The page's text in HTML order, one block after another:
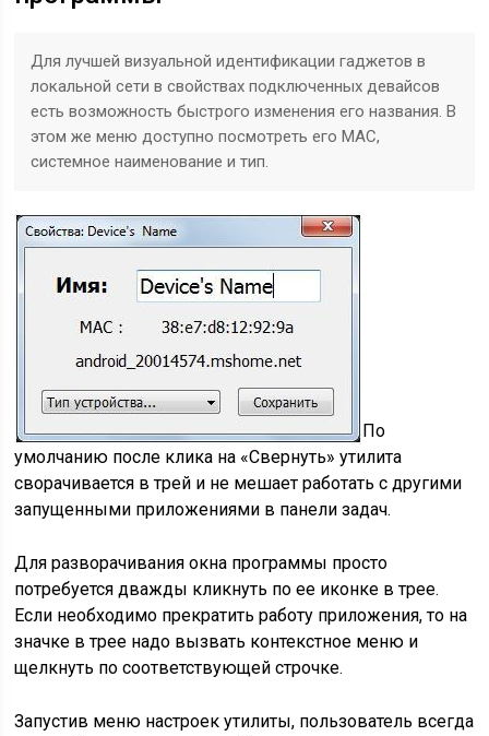
Для лучшей визуальной идентификации гаджетов в
локальной сети в свойствах подключенных девайсов
есть возможность быстрого изменения его названия. В
этом же меню доступно посмотреть его МАС,
системное наименование и тип.
По
умолчанию после клика на «Свернуть» утилита
сворачивается в трей и не мешает работать с другими
запущенными приложениями в панели задач.
Для разворачивания окна программы просто
потребуется дважды кликнуть по ее иконке в трее.
Если необходимо прекратить работу приложения, то на
значке в трее надо вызвать контекстное меню и
щелкнуть по соответствующей строчке.
Запустив меню настроек утилиты, пользователь всегда